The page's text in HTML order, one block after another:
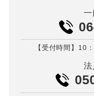
【受付時間】10